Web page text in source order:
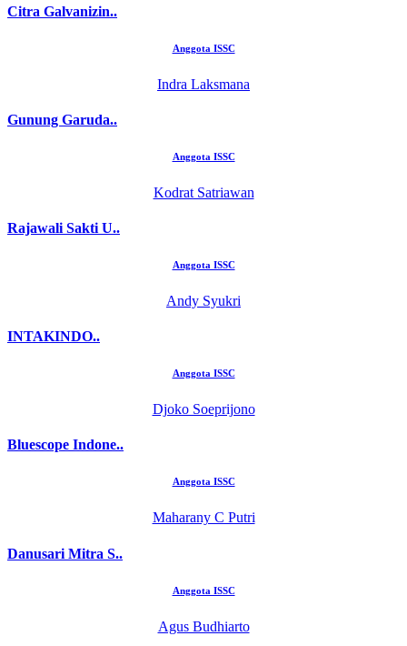
Citra Galvanizin..
Anggota ISSC
Indra Laksmana
Gunung Garuda..
Anggota ISSC
Kodrat Satriawan
Rajawali Sakti U..
Anggota ISSC
Andy Syukri
INTAKINDO..
Anggota ISSC
Djoko Soeprijono
Bluescope Indone..
Anggota ISSC
Maharany C Putri
Danusari Mitra S..
Anggota ISSC
Agus Budhiarto